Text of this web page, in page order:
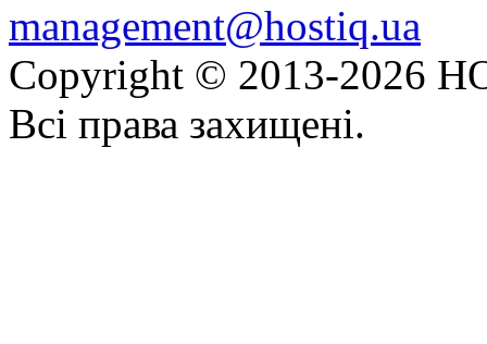
management@hostiq.ua
Copyright © 2013-2026
Всі права захищені.